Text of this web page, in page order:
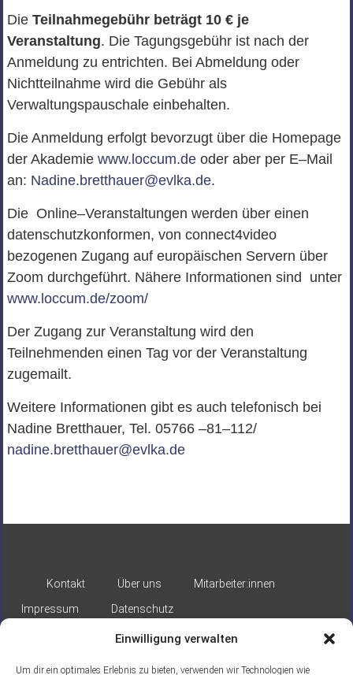
Einwilligung verwalten
Um dir ein optimales Erlebnis zu bieten, verwenden wir Technologien wie
Die Teilnahmegebühr beträgt 10 € je
Veranstaltung. Die Tagungsgebühr ist nach der
Anmeldung zu entrichten. Bei Abmeldung oder
Nichtteilnahme wird die Gebühr als
Verwaltungspauschale einbehalten.
Die Anmeldung erfolgt bevorzugt über die Homepage
der Akademie www.loccum.deoder aber per E–Mail
an: Nadine.bretthauer@evlka.de.
Die Online–Veranstaltungen werden über einen
datenschutzkonformen, von connect4video
bezogenen Zugang auf europäischen Servern über
Zoom durchgeführt. Nähere Informationen sind unter
www.loccum.de/zoom/
Der Zugang zur Veranstaltung wird den
Teilnehmenden einen Tag vor der Veranstaltung
zugemailt.
Weitere Informationen gibt es auch telefonisch bei
Nadine Bretthauer, Tel. 05766 –81–112/
nadine.bretthauer@evlka.de
Kontakt Über uns
Mitarbeiter:innen
Impressum
Datenschutz